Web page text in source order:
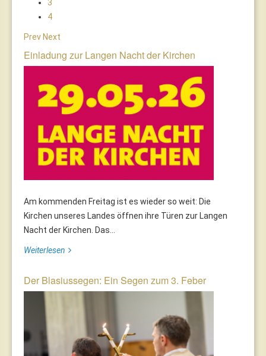
3
4
PrevNext
Einladung zur Langen Nacht der Kirchen
Am kommenden Freitag ist es wieder so weit: Die
Kirchen unseres Landes öffnen ihre Türen zur Langen
Nacht der Kirchen. Das...
Weiterlesen
Der Blasiussegen: Ein Segen zum 3. Feber